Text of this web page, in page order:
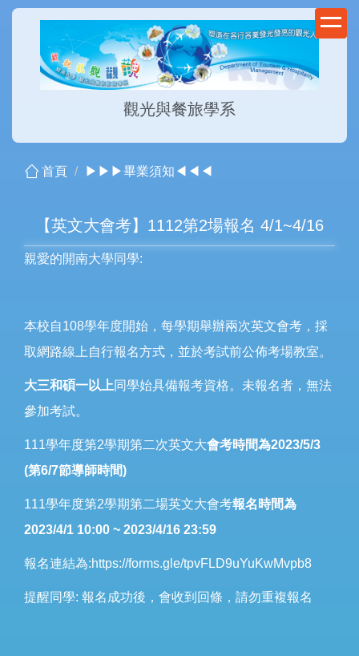
跳
觀光與餐旅學系
首頁 ▶▶▶畢業須知◀◀◀
【英文大會考】1112第2場報名 4/1~4/16
親愛的開南大學同學:
本校自108學年度開始，每學期舉辦兩次英文會考，採
取網路線上自行報名方式，並於考試前公佈考場教室。
大三和碩一以上同學始具備報考資格。未報名者，無法
參加考試。
111學年度第2學期第二次英文大會考時間為2023/5/3
(第6/7節導師時間)
111學年度第2學期第二場英文大會考報名時間為
2023/4/1 10:00 ~ 2023/4/16 23:59
報名連結為:https://forms.gle/tpvFLD9uYuKwMvpb8
提醒同學: 報名成功後，會收到回條，請勿重複報名